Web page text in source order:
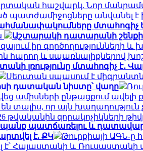
հաշվարկ. Նոր
պատժամիջոցները անվանել
մտահոգիչ
Աշտարակի դատարանի շենքի
իր գործողությունների
հարող և սպառնալիքներով
լռությունը մտահոգիչ է․
Սեուտան սպասում է
դատական նիստը՝ վաղը
ամիսների ընթացքում
տալիս, որ այն խաղաղություն
թվականին զորակոչիկների
պատճառելու և
է. ՔԿ
Թուրքիայի ԱԳՆ-ը
է՝ Հայաստանի և Ռուսաստանի